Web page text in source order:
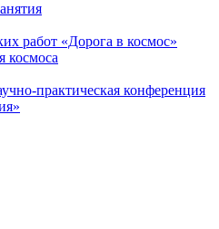
работ «Дорога в космос»
космоса
практическая конференция